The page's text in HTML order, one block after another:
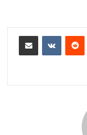
مشاركة عبر البريد